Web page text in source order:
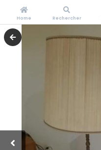
Home Rechercher